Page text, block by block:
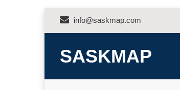
info@saskmap.com
SASKMAP